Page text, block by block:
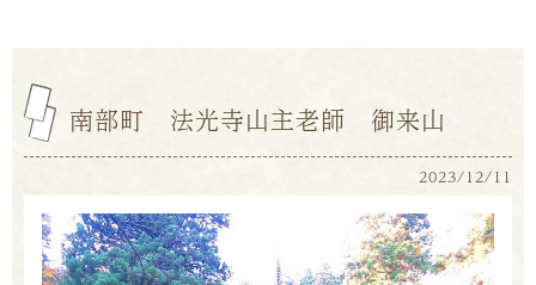
南部町 法光寺山主老師 御来山
2023/12/11